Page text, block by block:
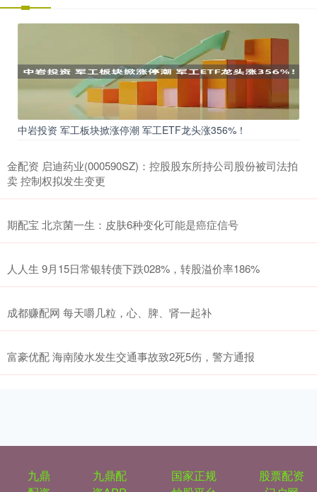
中岩投资 军工板块掀涨停潮 军工ETF龙头涨356%！
金配资 启迪药业(000590SZ)：控股股东所持公司股份被司法拍
卖 控制权拟发生变更
期配宝 北京菌一生：皮肤6种变化可能是癌症信号
人人生 9月15日常银转债下跌028%，转股溢价率186%
成都赚配网 每天嚼几粒，心、脾、肾一起补
富豪优配 海南陵水发生交通事故致2死5伤，警方通报
九鼎
九鼎配
国家正规
股票配资